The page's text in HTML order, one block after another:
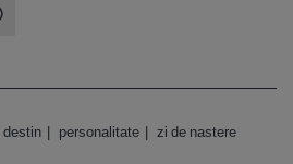
destin personalitate zi de nastere